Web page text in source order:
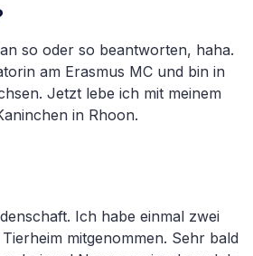
so oder so beantworten, haha.
am Erasmus MC und bin in
Jetzt lebe ich mit meinem
in Rhoon.
Ich habe einmal zwei
mitgenommen. Sehr bald